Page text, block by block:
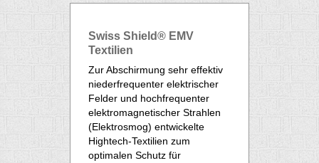
Swiss Shield® EMV
Textilien
Zur Abschirmung sehr effektiv
niederfrequenter elektrischer
Felder und hochfrequenter
elektromagnetischer Strahlen
(Elektrosmog) entwickelte
Hightech-Textilien zum
optimalen Schutz für